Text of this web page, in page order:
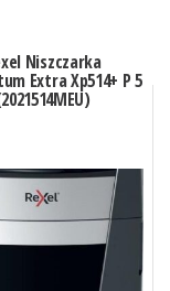
Niszczarka
Extra Xp514+ P 5